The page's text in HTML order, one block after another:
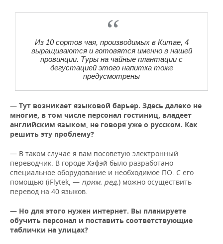
Из 10 сортов чая, производимых в Китае, 4
выращиваются и готовятся именно в нашей
провинции. Туры на чайные плантации с
дегустацией этого напитка тоже
предусмотрены
— Тут возникает языковой барьер. Здесь далеко не
многие, в том числе персонал гостиниц, владеет
английским языком, не говоря уже о русском. Как
решить эту проблему?
— В таком случае я вам посоветую электронный
переводчик. В городе Хэфэй было разработано
специальное оборудование и необходимое ПО. С его
помощью (iFlytek, — прим. ред.) можно осуществить
перевод на 40 языков.
— Но для этого нужен интернет. Вы планируете
обучить персонал и поставить соответствующие
таблички на улицах?